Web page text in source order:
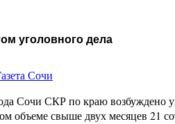
уголовного дела
Сочи
Сочи СКР по краю возбуждено
объеме свыше двух месяцев 21